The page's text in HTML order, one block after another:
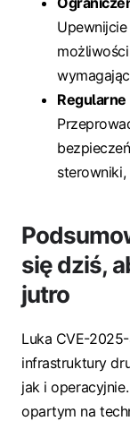
sterowniki,
się dziś,
jutro
Luka CVE-
infrastruktury
jak i
opartym na